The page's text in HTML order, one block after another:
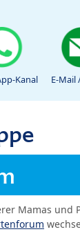
Kanal E-Mail
Mamas und